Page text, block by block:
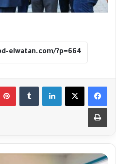
لينكدإن
طباعة
طلاب